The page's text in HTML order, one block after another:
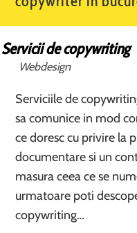
Servicii de copywriting
Webdesign
Serviciile de
sa comunice in mod
ce doresc cu privire la
documentare si un
masura ceea ce se
urmatoare poti
copywriting…